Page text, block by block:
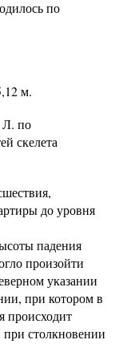
по
м.
Л. по
скелета
до уровня
падения
произойти
указании
при котором в
происходит
столкновении